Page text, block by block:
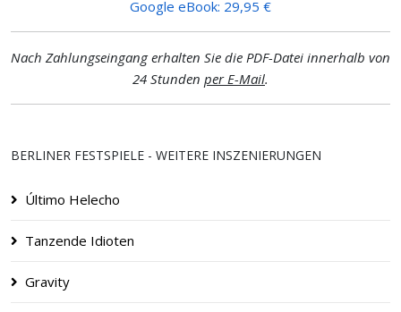
Google eBook: 29,95 €
Nach Zahlungseingang erhalten Sie die PDF-Datei innerhalb von
24 Stunden per E-Mail.
BERLINER FESTSPIELE - WEITERE INSZENIERUNGEN
Último Helecho
Tanzende Idioten
Gravity